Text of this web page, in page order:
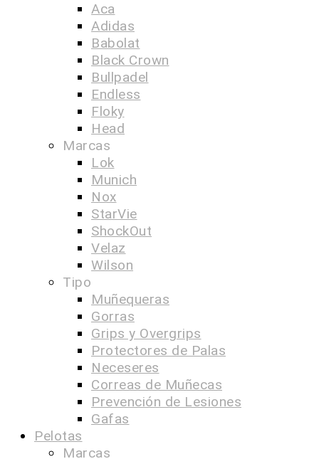
Aca
Adidas
Babolat
Black Crown
Bullpadel
Endless
Floky
Head
Marcas
Lok
Munich
Nox
StarVie
ShockOut
Velaz
Wilson
Tipo
Muñequeras
Gorras
Grips y Overgrips
Protectores de Palas
Neceseres
Correas de Muñecas
Prevención de Lesiones
Gafas
Pelotas
Marcas